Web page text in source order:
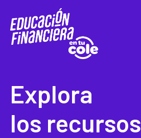
Explora
los recursos